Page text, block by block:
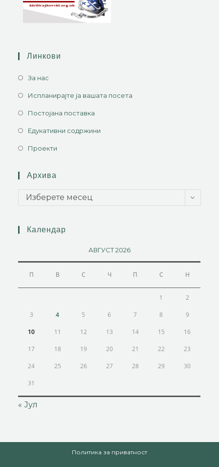
Линкови
За нас
Испланирајте ја вашата посета
Постојана поставка
Едукативни содржини
Проекти
Архива
Изберете месец
Календар
АВГУСТ 2026
П В С Ч П С Н
1 2
3 4 5 6 7 8 9
10 11 12 13 14 15 16
17 18 19 20 21 22 23
24 25 26 27 28 29 30
31
« Јул
Политика за приватност